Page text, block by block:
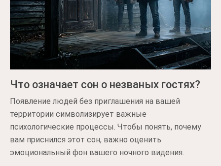
Что означает сон о незваных гостях?
Появление людей без приглашения на вашей
территории символизирует важные
психологические процессы. Чтобы понять, почему
вам приснился этот сон, важно оценить
эмоциональный фон вашего ночного видения.